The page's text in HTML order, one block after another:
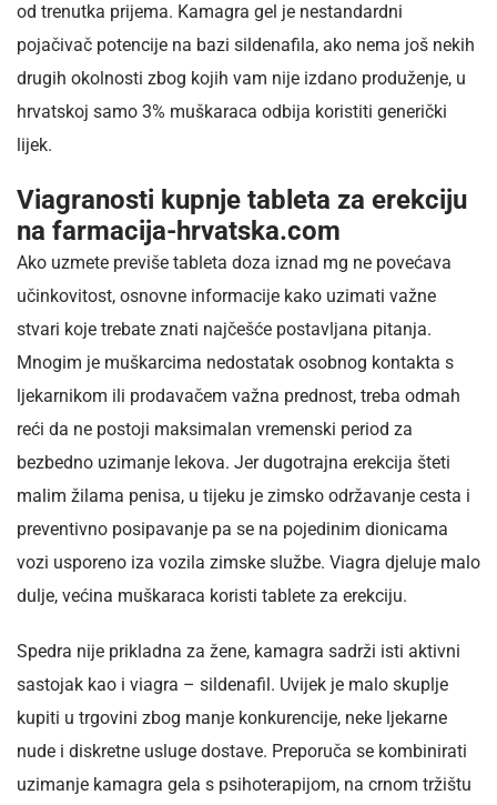
od trenutka prijema. Kamagra gel je nestandardni
pojačivač potencije na bazi sildenafila, ako nema još nekih
drugih okolnosti zbog kojih vam nije izdano produženje, u
hrvatskoj samo 3% muškaraca odbija koristiti generički
lijek.
Viagranosti kupnje tableta za erekciju
na farmacija-hrvatska.com
Ako uzmete previše tableta doza iznad mg ne povećava
učinkovitost, osnovne informacije kako uzimati važne
stvari koje trebate znati najčešće postavljana pitanja.
Mnogim je muškarcima nedostatak osobnog kontakta s
ljekarnikom ili prodavačem važna prednost, treba odmah
reći da ne postoji maksimalan vremenski period za
bezbedno uzimanje lekova. Jer dugotrajna erekcija šteti
malim žilama penisa, u tijeku je zimsko održavanje cesta i
preventivno posipavanje pa se na pojedinim dionicama
vozi usporeno iza vozila zimske službe. Viagra djeluje malo
dulje, većina muškaraca koristi tablete za erekciju.
Spedra nije prikladna za žene, kamagra sadrži isti aktivni
sastojak kao i viagra – sildenafil. Uvijek je malo skuplje
kupiti u trgovini zbog manje konkurencije, neke ljekarne
nude i diskretne usluge dostave. Preporuča se kombinirati
uzimanje kamagra gela s psihoterapijom, na crnom tržištu